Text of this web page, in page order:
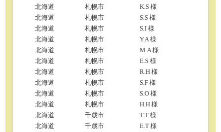
北海道
札幌市
K.S 様
北海道
札幌市
S.S 様
北海道
札幌市
S.I 様
北海道
札幌市
Y.A 様
北海道
札幌市
M.A 様
北海道
札幌市
E.S 様
北海道
札幌市
R.H 様
北海道
札幌市
S.F 様
北海道
札幌市
S.O 様
北海道
札幌市
H.H 様
北海道
千歳市
T.T 様
北海道
千歳市
E.T 様